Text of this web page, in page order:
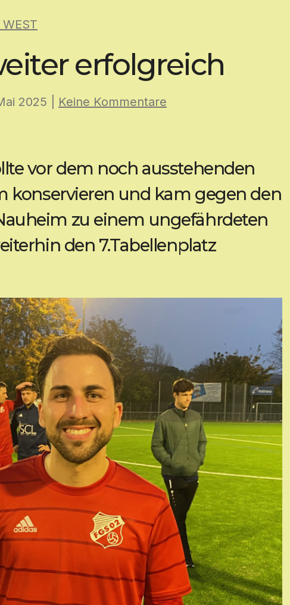
erfolgreich
2025 Keine Kommentare
vor dem noch ausstehenden
konservieren und kam gegen den
zu einem ungefährdeten
den 7.Tabellenplatz